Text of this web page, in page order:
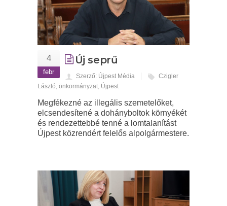
4
febr
Új seprű
Szerző: Újpest Média
Czigler
László, önkormányzat, Újpest
Megfékezné az illegális szemetelőket,
elcsendesítené a dohányboltok környékét
és rendezettebbé tenné a lomtalanítást
Újpest közrendért felelős alpolgármestere.